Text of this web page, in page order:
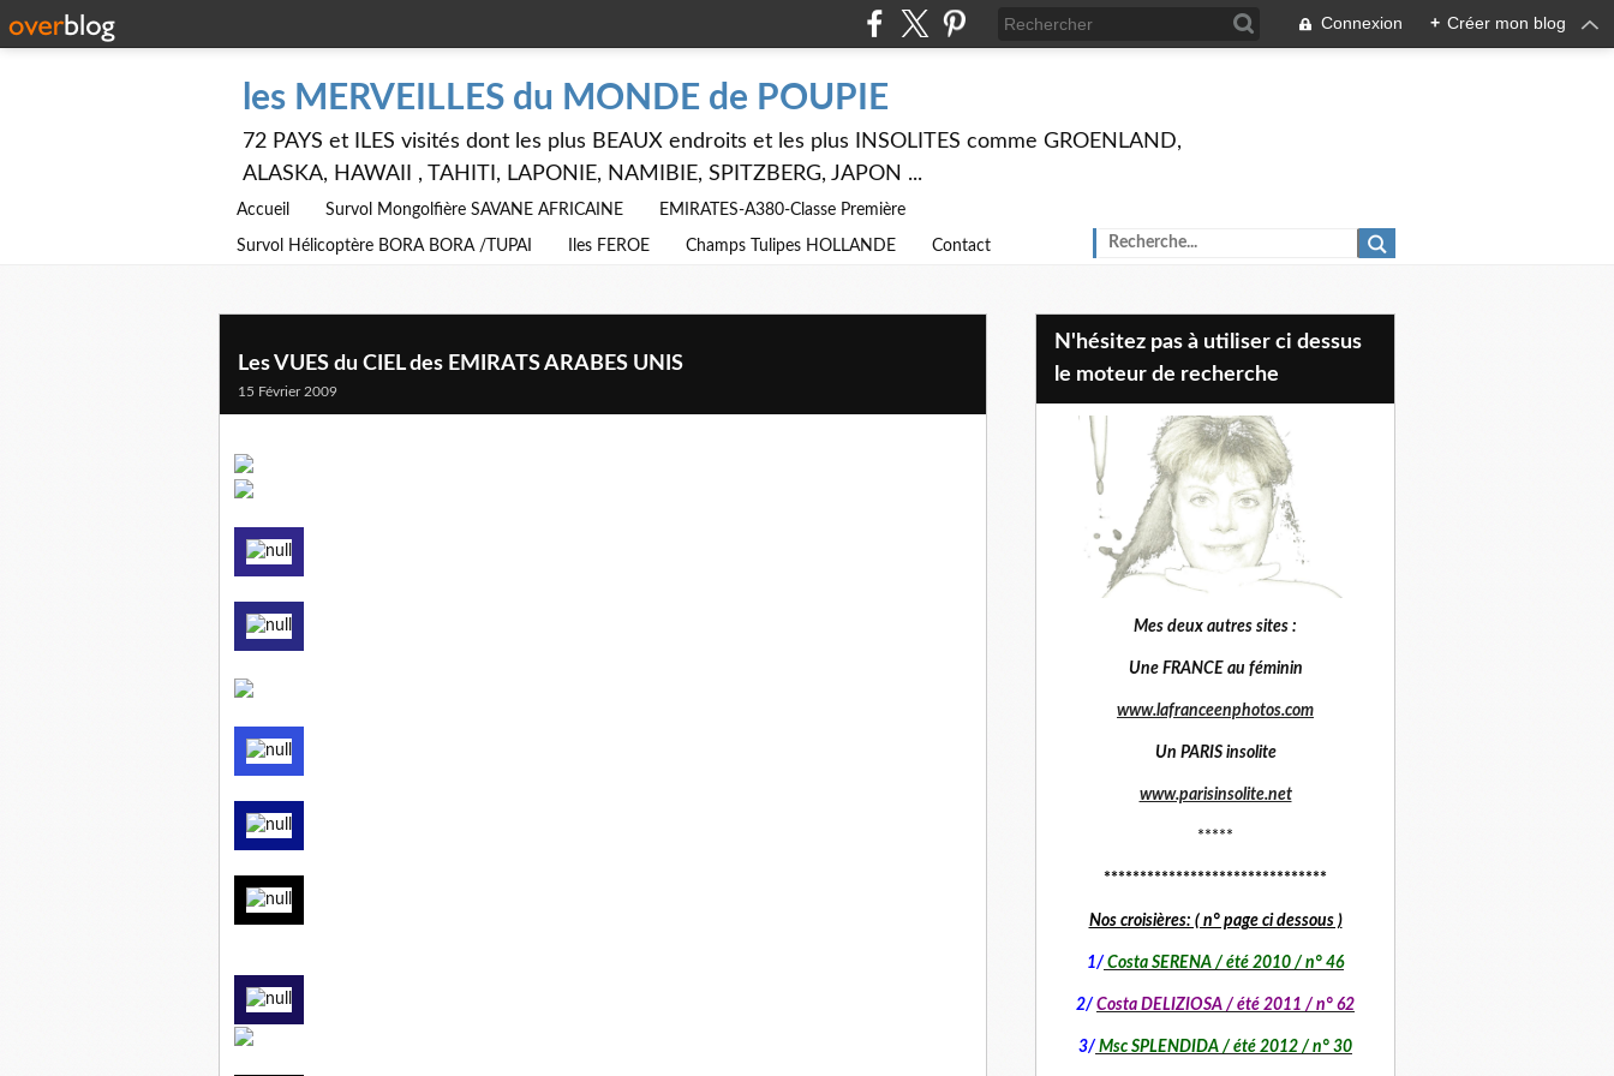
Connexion + Créer mon blog
les MERVEILLES du MONDE de POUPIE
72 PAYS et ILES visités dont les plus BEAUX endroits et les plus INSOLITES comme GROENLAND,
ALASKA, HAWAII , TAHITI, LAPONIE, NAMIBIE, SPITZBERG, JAPON ...
Accueil Survol Mongolfière SAVANE AFRICAINE EMIRATES-A380-Classe Première
Survol Hélicoptère BORA BORA /TUPAI Iles FEROE Champs Tulipes HOLLANDE Contact
Les VUES du CIEL des EMIRATS ARABES UNIS
15 Février 2009
N'hésitez pas à utiliser ci dessus
le moteur de recherche
Mes deux autres sites :
Une FRANCE au féminin
www.lafranceenphotos.com
Un PARIS insolite
www.parisinsolite.net
*****
*******************************
Nos croisières: ( n° page ci dessous )
1/ Costa SERENA / été 2010 / n° 46
2/ Costa DELIZIOSA / été 2011 / n° 62
3/ Msc SPLENDIDA / été 2012 / n° 30